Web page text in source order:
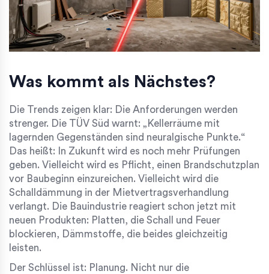
Was kommt als Nächstes?
Die Trends zeigen klar: Die Anforderungen werden
strenger. Die TÜV Süd warnt: „Kellerräume mit
lagernden Gegenständen sind neuralgische Punkte.“
Das heißt: In Zukunft wird es noch mehr Prüfungen
geben. Vielleicht wird es Pflicht, einen Brandschutzplan
vor Baubeginn einzureichen. Vielleicht wird die
Schalldämmung in der Mietvertragsverhandlung
verlangt. Die Bauindustrie reagiert schon jetzt mit
neuen Produkten: Platten, die Schall und Feuer
blockieren, Dämmstoffe, die beides gleichzeitig
leisten.
Der Schlüssel ist: Planung. Nicht nur die